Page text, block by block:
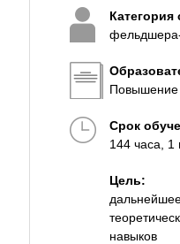
Категория
Повышение
Срок
144 часа, 1
Цель: